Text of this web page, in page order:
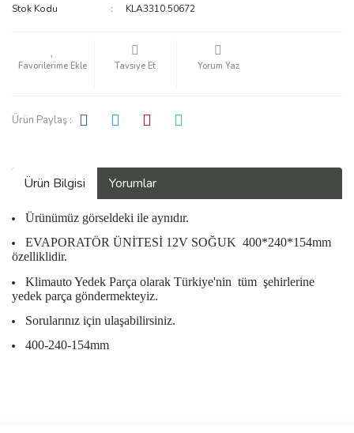
Stok Kodu
KLA3310.50672
Tavsiye Et Yorum Yaz
Ürün Paylaş :
Ürün Bilgisi Yorumlar
Ürünümüz görseldeki ile aynıdır.
EVAPORATÖR ÜNİTESİ 12V SOĞUK 400*240*154mm
özelliklidir.
Klimauto Yedek Parça olarak Türkiye'nin tüm şehirlerine
yedek parça göndermekteyiz.
Sorularınız için ulaşabilirsiniz.
400-240-154mm